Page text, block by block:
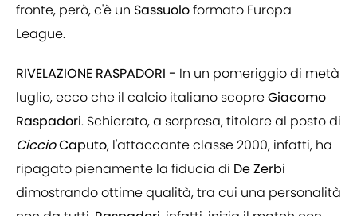
fronte, però, c'è un Sassuoloformato Europa
League.
RIVELAZIONE RASPADORI - In un pomeriggio di metà
luglio, ecco che il calcio italiano scopreGiacomo
Raspadori. Schierato, a sorpresa, titolare al posto di
CiccioCaputo, l'attaccante classe 2000, infatti, ha
ripagato pienamente la fiducia di De Zerbi
dimostrando ottime qualità, tra cui una personalità